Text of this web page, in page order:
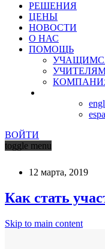
РЕШЕНИЯ
ЦЕНЫ
НОВОСТИ
О НАС
ПОМОЩЬ
ВОЙТИ
toggle menu
12 марта, 2019
Как стать
Skip to main content